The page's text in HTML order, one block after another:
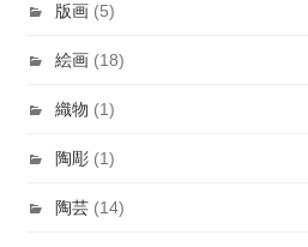
版画 (5)
絵画 (18)
織物 (1)
陶彫 (1)
陶芸 (14)